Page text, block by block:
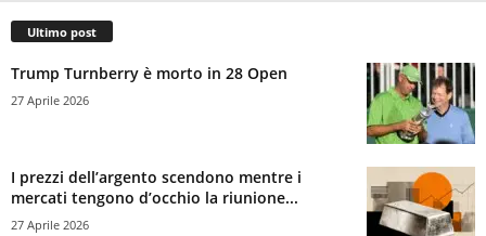
Ultimo post
Trump Turnberry è morto in 28 Open
27 Aprile 2026
I prezzi dell’argento scendono mentre i
mercati tengono d’occhio la riunione...
27 Aprile 2026